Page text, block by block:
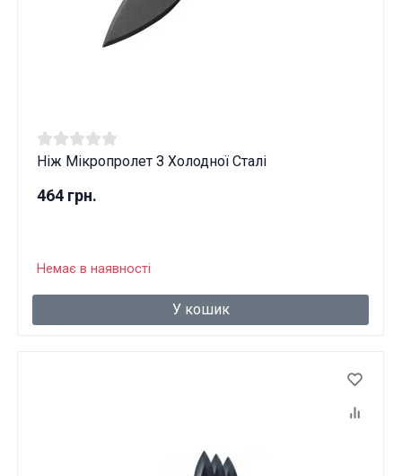
Ніж Мікропролет З Холодної Сталі
464 грн.
Немає в наявності
У кошик
Вам виповнилося 18 років?